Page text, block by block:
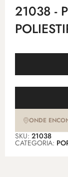
21038 -
ONDE
SKU: 21038
CATEGORIA: